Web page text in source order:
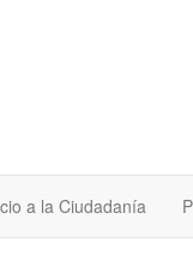
a la Ciudadanía